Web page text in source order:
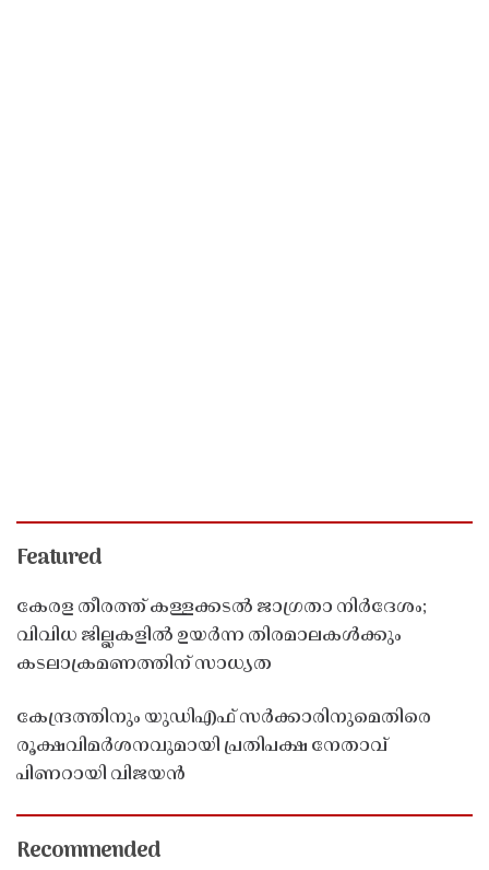
Featured
കേരള തീരത്ത് കള്ളക്കടൽ ജാഗ്രതാ നിർദേശം;
വിവിധ ജില്ലകളിൽ ഉയർന്ന തിരമാലകൾക്കും
കടലാക്രമണത്തിന് സാധ്യത
കേന്ദ്രത്തിനും യുഡിഎഫ് സർക്കാരിനുമെതിരെ
രൂക്ഷവിമർശനവുമായി പ്രതിപക്ഷ നേതാവ്
പിണറായി വിജയൻ
Recommended